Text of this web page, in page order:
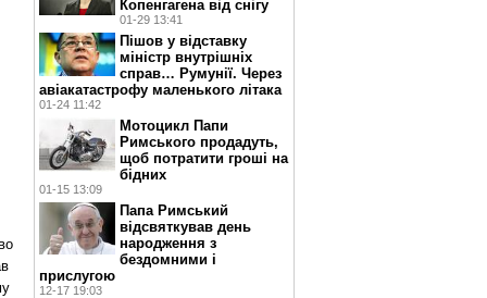
Копенгагена від снігу
01-29 13:41
Пішов у відставку
міністр внутрішніх
справ… Румунії. Через
авіакатастрофу маленького літака
01-24 11:42
Мотоцикл Папи
Римського продадуть,
щоб потратити гроші на
бідних
01-15 13:09
Папа Римський
відсвяткував день
народження з
бездомними і
прислугою
12-17 19:03